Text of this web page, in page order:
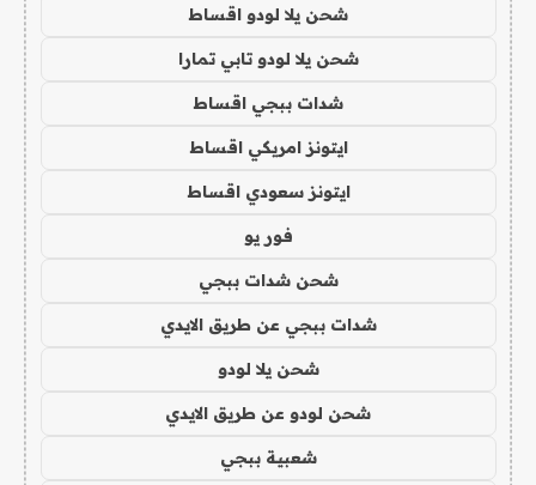
شحن يلا لودو اقساط
شحن يلا لودو تابي تمارا
شدات ببجي اقساط
ايتونز امريكي اقساط
ايتونز سعودي اقساط
فور يو
شحن شدات ببجي
شدات ببجي عن طريق الايدي
شحن يلا لودو
شحن لودو عن طريق الايدي
شعبية ببجي